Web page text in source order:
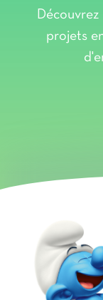
projets